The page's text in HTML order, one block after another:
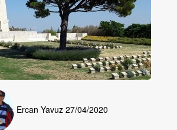
Ercan Yavuz 27/04/2020